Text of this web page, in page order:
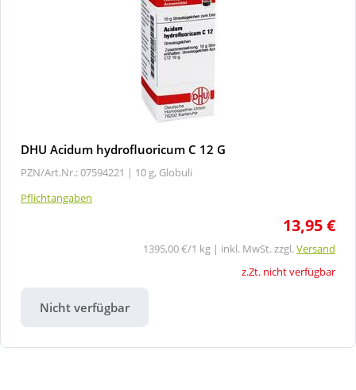
DHU Acidum hydrofluoricum C 12 G
PZN/Art.Nr.: 07594221 | 10 g, Globuli
Pflichtangaben
13,95 €
1395,00 €/1 kg | inkl. MwSt. zzgl.Versand
z.Zt. nicht verfügbar
Nicht verfügbar